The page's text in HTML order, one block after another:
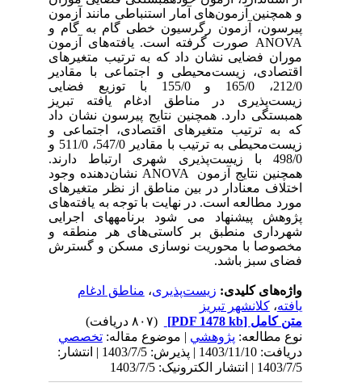
و همچنین آزمون‌های آمار استنباطی مانند آزمون
پیرسون، آزمون رگرسیون خطی گام به گام و
ANOVAصورت گرفته است. یافته‌های آزمون
موران فضایی نشان داد که به ترتیب متغیرهای
اقتصادی، زیست‌محیطی و اجتماعی با مقادیر
212/0، 165/0 و 155/0 با توزیع فضایی
زیست‌پذیری در مناطق ادغام یافته تبریز
همبستگی دارد. همچنین نتایج پیرسون نشان داد
که به ترتیب متغیرهای اقتصادی، اجتماعی و
زیست‌محیطی به ترتیب با مقادیر 547/0، 511/0 و
498/0 با زیست‌پذیری شهری ارتباط دارند.
همچنین نتایج آزمونANOVAنشان‌دهنده وجود
اختلاف معنادار در بین مناطق از نظر متغیرهای
مورد مطالعه است. در نهایت با توجه به یافته‌های
پژوهش پیشنهاد می شود برنامه­های اجرایی
شهرداری منطبق بر کاستی‌های هر منطقه و
مخصوصا با محوریت نوسازی مسکن و گسترش
فضای سبز باشد.
واژه‌های کلیدی:زیست‌پذیری،مناطق ادغام
یافته،کلانشهر تبریز
متن کامل[PDF 1478 kb]
نوع مطالعه:پژوهشي| موضوع مقاله:تخصصي
دریافت: 1403/11/10 | پذیرش: 1403/7/5 | انتشار:
1403/7/5 | انتشار الکترونیک: 1403/7/5